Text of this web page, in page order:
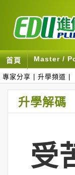
首頁 Master /
專家分享 升學頻道
升學解碼
受